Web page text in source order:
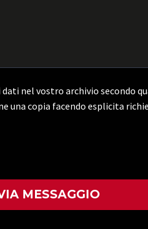
nel vostro archivio secondo
una copia facendo esplicita